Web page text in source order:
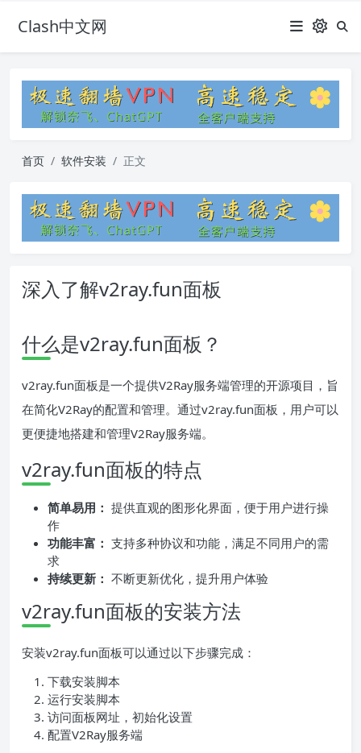
Clash中文网
首页 软件安装 正文
深入了解v2ray.fun面板
什么是v2ray.fun面板？
v2ray.fun面板是一个提供V2Ray服务端管理的开源项目，旨
在简化V2Ray的配置和管理。通过v2ray.fun面板，用户可以
更便捷地搭建和管理V2Ray服务端。
v2ray.fun面板的特点
简单易用： 提供直观的图形化界面，便于用户进行操
作
功能丰富： 支持多种协议和功能，满足不同用户的需
求
持续更新： 不断更新优化，提升用户体验
v2ray.fun面板的安装方法
安装v2ray.fun面板可以通过以下步骤完成：
下载安装脚本
运行安装脚本
访问面板网址，初始化设置
配置V2Ray服务端